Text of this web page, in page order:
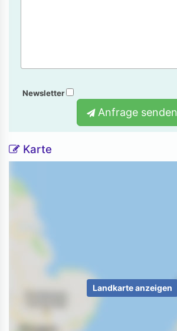
Newsletter
Anfrage senden
Karte
Landkarte anzeigen